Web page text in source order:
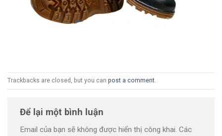
Trackbacks are closed, but you can post a comment
Để lại một bình luận
Email của bạn sẽ không được hiển thị công khai. Các